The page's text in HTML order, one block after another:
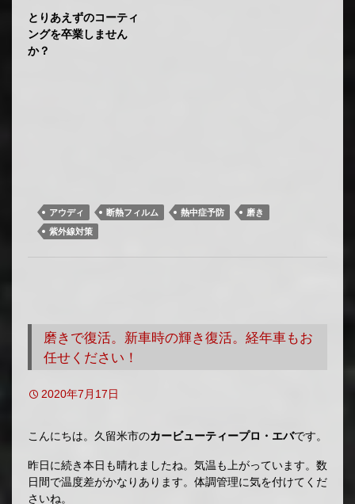
とりあえずのコーティ
ングを卒業しません
か？
アウディ 断熱フィルム 熱中症予防
磨き
紫外線対策
磨きで復活。新車時の輝き復活。経年車もお
任せください！
2020年7月17日
こんにちは。久留米市のカービューティープロ・エバです。
昨日に続き本日も晴れましたね。気温も上がっています。数
日間で温度差がかなりあります。体調管理に気を付けてくだ
さいね。